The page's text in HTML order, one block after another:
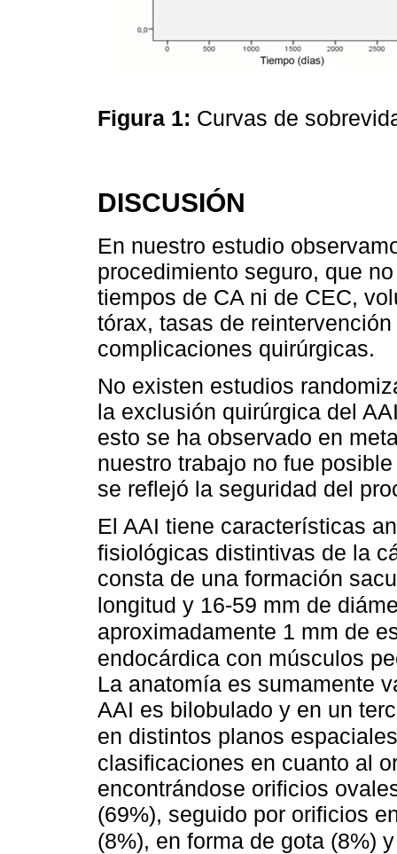
Figura 1: Curvas de
DISCUSIÓN
En nuestro estudio
procedimiento seguro, que
tiempos de CA ni de CEC,
tórax, tasas de
complicaciones quirúrgicas.
No existen estudios
la exclusión quirúrgica del
esto se ha observado en
nuestro trabajo no fue
se reflejó la seguridad del
El AAI tiene características
fisiológicas distintivas de la
consta de una formación
longitud y 16-59 mm de
aproximadamente 1 mm de
endocárdica con músculos
La anatomía es sumamente
AAI es bilobulado y en un
en distintos planos espaciales
clasificaciones en cuanto al
encontrándose orificios
(69%), seguido por orificios
(8%), en forma de gota (8%)